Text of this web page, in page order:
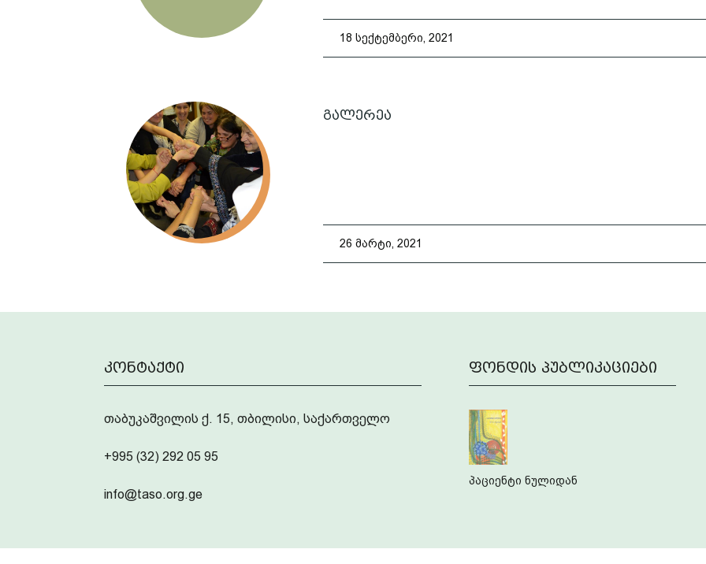
18 სექტემბერი, 2021
გალერეა
26 მარტი, 2021
კონტაქტი
თაბუკაშვილის ქ. 15, თბილისი, საქართველო
+995 (32) 292 05 95
info@taso.org.ge
ფონდის პუბლიკაციები
პაციენტი ნულიდან